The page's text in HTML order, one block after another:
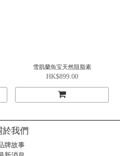
雪肌蘭魚宝天然阻脂素
HK$899.00
於我們
牌故事